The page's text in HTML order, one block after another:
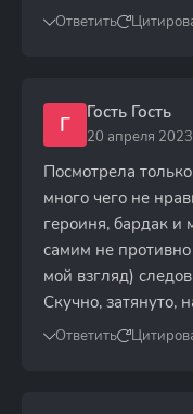
Ответить
Г Гость Гость
20 апреля
Посмотрела
много чего не
героиня, бардак и
самим не противно
мой взгляд)
Скучно, затянуто,
Ответить